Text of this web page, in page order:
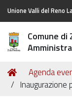
Unione Valli del Reno
Comune di
Tu
sei
Home
Agenda
Inaugurazione